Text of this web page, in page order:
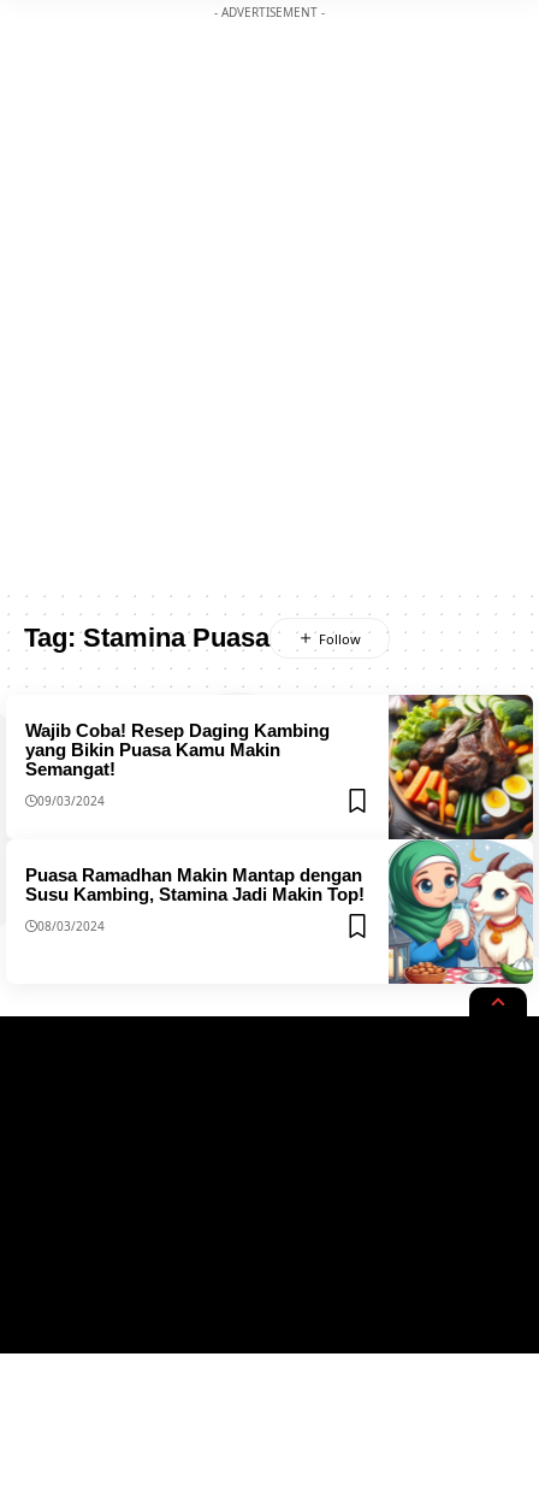
- ADVERTISEMENT -
Tag:Stamina Puasa
Wajib Coba! Resep Daging Kambing
yang Bikin Puasa Kamu Makin
Semangat!
09/03/2024
Puasa Ramadhan Makin Mantap dengan
Susu Kambing, Stamina Jadi Makin Top!
08/03/2024